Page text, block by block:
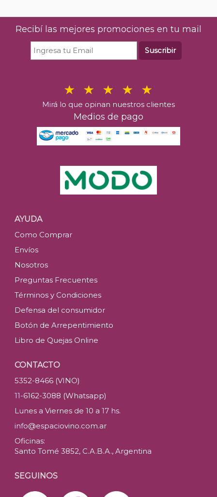
Recibí las mejores promociones en tu mail
Suscribir
Mirá lo que opinan nuestros clientes
Medios de pago
AYUDA
Como Comprar
Envíos
Nosotros
Preguntas Frecuentes
Términos y Condiciones
Defensa del consumidor
Botón de Arrepentimiento
Libro de Quejas Online
CONTACTO
5352-8466 (VINO)
11-6162-3088 (Whatsapp)
Lunes a Viernes de 10 a 17 hs.
info@espaciovino.com.ar
Oficinas:
Santo Tomé 3852, C.A.B.A., Argentina
SEGUINOS